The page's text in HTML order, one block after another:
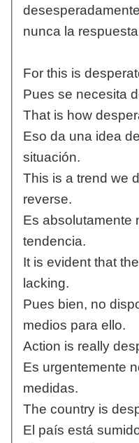
nunca la
For this is
Pues se necesita
That is how
Eso da una idea
situación.
This is a trend we
reverse.
Es absolutamente
tendencia.
It is evident that
lacking.
Pues bien, no
medios para ello.
Action is really
Es urgentemente
medidas.
The country is
El país está